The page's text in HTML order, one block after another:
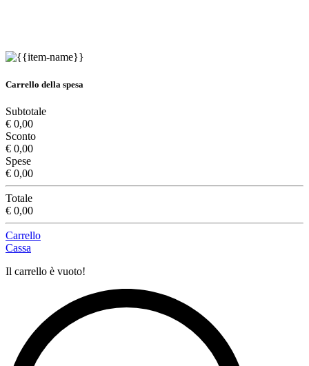
Carrello della spesa
Subtotale
€ 0,00
Sconto
€ 0,00
Spese
€ 0,00
Totale
€ 0,00
Carrello
Cassa
Il carrello è vuoto!